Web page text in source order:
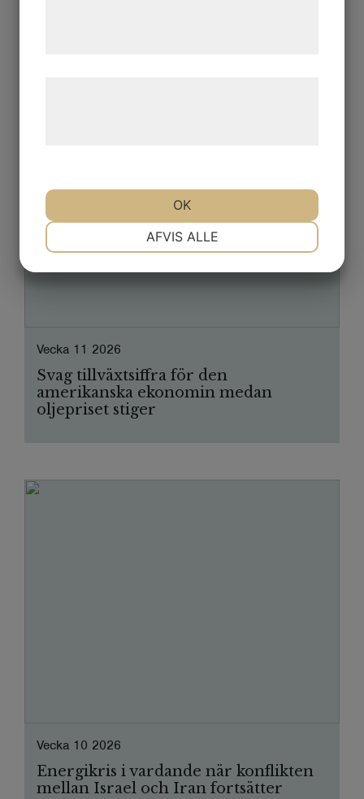
Vecka 11 2026
Svag tillväxtsiffra för den
amerikanska ekonomin medan
oljepriset stiger
Vecka 10 2026
Energikris i vardande när konflikten
mellan Israel och Iran fortsätter
AFVIS ALLE
OK